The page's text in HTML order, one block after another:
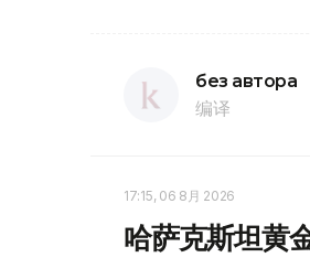
без автора
编译
17:15, 06 8月 2026
哈萨克斯坦黄